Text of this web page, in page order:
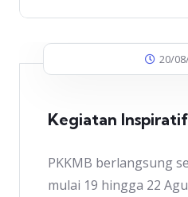
20/
Kegiatan
PKKMB berlangsung
mulai 19 hingga 22